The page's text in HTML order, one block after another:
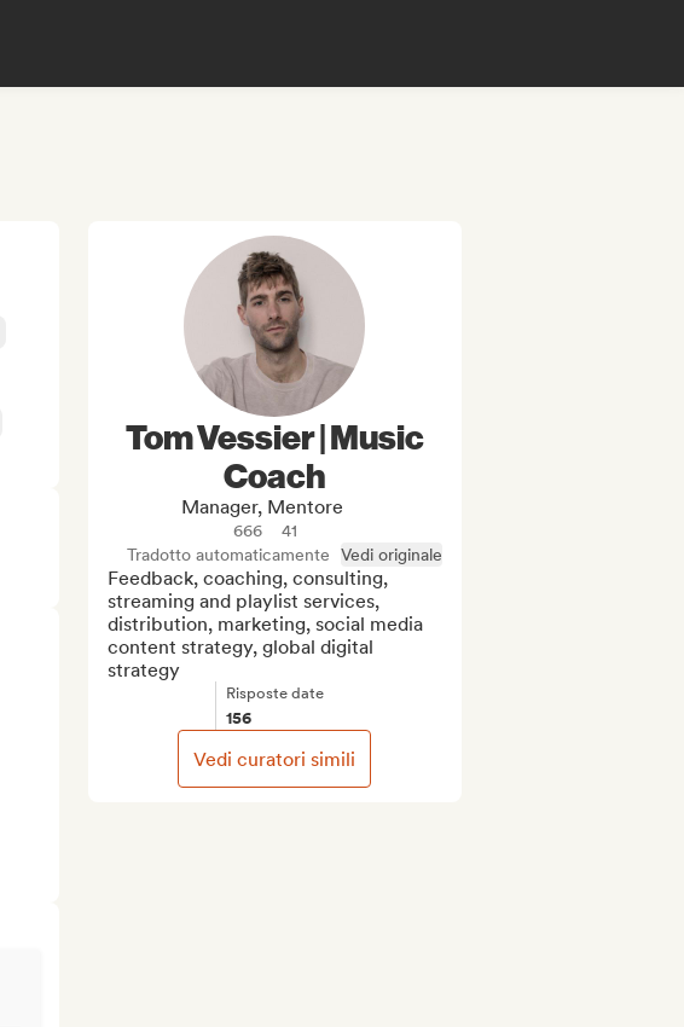
Tom Vessier | Music
Coach
Manager, Mentore
666
41
Tradotto automaticamente
Vedi originale
Feedback, coaching, consulting,
streaming and playlist services,
distribution, marketing, social media
content strategy, global digital
strategy
Risposte date
156
Vedi curatori simili